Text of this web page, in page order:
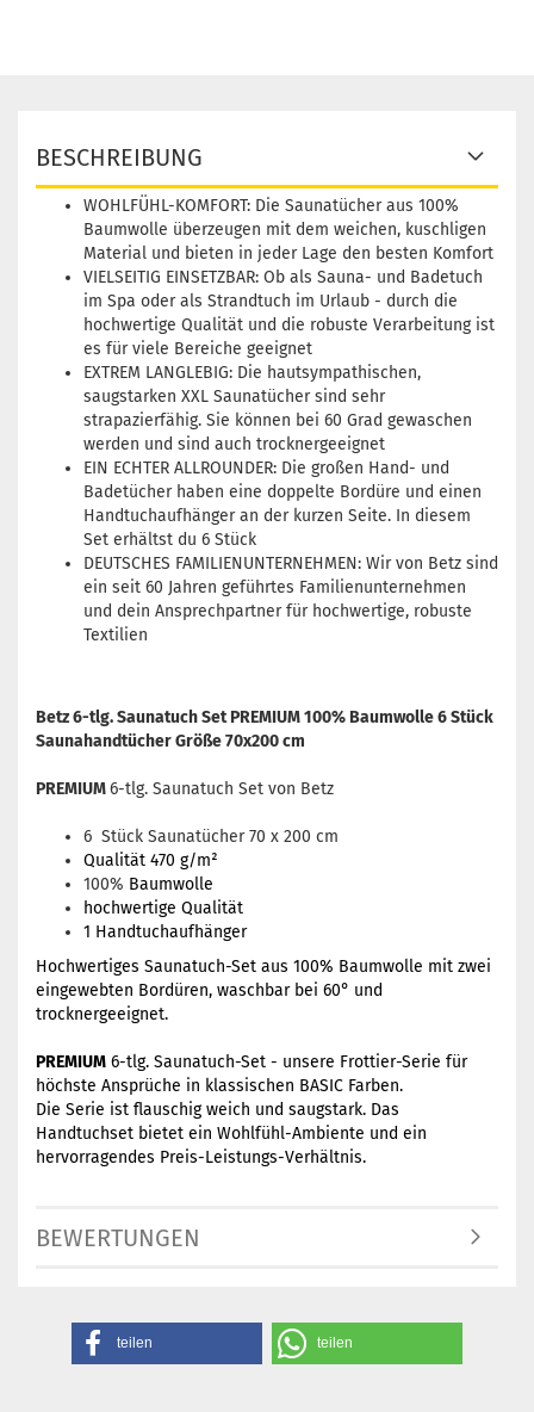
BESCHREIBUNG
WOHLFÜHL-KOMFORT: Die Saunatücher aus 100%
Baumwolle überzeugen mit dem weichen, kuschligen
Material und bieten in jeder Lage den besten Komfort
VIELSEITIG EINSETZBAR: Ob als Sauna- und Badetuch
im Spa oder als Strandtuch im Urlaub - durch die
hochwertige Qualität und die robuste Verarbeitung ist
es für viele Bereiche geeignet
EXTREM LANGLEBIG: Die hautsympathischen,
saugstarken XXL Saunatücher sind sehr
strapazierfähig. Sie können bei 60 Grad gewaschen
werden und sind auch trocknergeeignet
EIN ECHTER ALLROUNDER: Die großen Hand- und
Badetücher haben eine doppelte Bordüre und einen
Handtuchaufhänger an der kurzen Seite. In diesem
Set erhältst du 6 Stück
DEUTSCHES FAMILIENUNTERNEHMEN: Wir von Betz sind
ein seit 60 Jahren geführtes Familienunternehmen
und dein Ansprechpartner für hochwertige, robuste
Textilien
Betz 6-tlg. Saunatuch Set PREMIUM 100% Baumwolle 6 Stück
Saunahandtücher Größe 70x200 cm
PREMIUM6-tlg. Saunatuch Set von Betz
6 Stück Saunatücher 70 x 200 cm
Qualität 470 g/m²
100% Baumwolle
hochwertige Qualität
1 Handtuchaufhänger
Hochwertiges Saunatuch-Set aus 100% Baumwolle mit zwei
eingewebten Bordüren, waschbar bei 60° und
trocknergeeignet.
PREMIUM 6-tlg. Saunatuch-Set - unsere Frottier-Serie für
höchste Ansprüche in klassischen BASIC Farben.
Die Serie ist flauschig weich und saugstark. Das
Handtuchset bietet ein Wohlfühl-Ambiente und ein
hervorragendes Preis-Leistungs-Verhältnis.
BEWERTUNGEN
teilen teilen